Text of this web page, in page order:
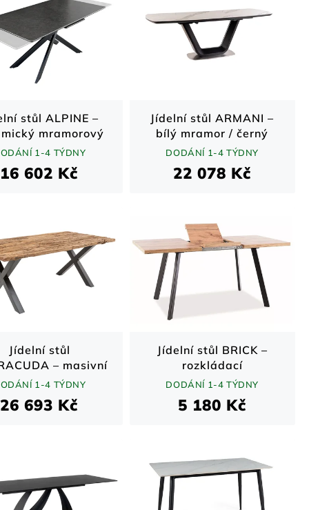
stůl ALPINE –
mramorový
a kov / šedý /
1-4 TÝDNY
16 602 Kč
Jídelní stůl ARMANI –
bílý mramor / černý
mat / ocel 160–220 ×
DODÁNÍ 1-4 TÝDNY
22 078 Kč
Jídelní stůl
– masivní
dřevo a
/ 220 cm
1-4 TÝDNY
26 693 Kč
Jídelní stůl BRICK –
rozkládací
120(160)x80 cm, dub
podnož
DODÁNÍ 1-4 TÝDNY
5 180 Kč